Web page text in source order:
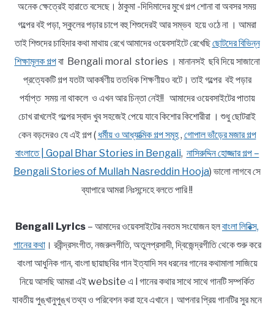
অনেক ক্ষেত্রেই হারাতে বসেছে। ঠাকুমা -দিদিমাদের মুখে গল্প শোনা বা অবসর সময়
গল্পের বই পড়া, স্কুলের পড়ার চাপে বহু শিশুদেরই আর সম্ভব হয়ে ওঠে না । আমরা
তাই শিশুদের চাহিদার কথা মাথায় রেখে আমাদের ওয়েবসাইটে রেখেছিছোটদের বিভিন্ন
শিক্ষামূলক গল্পবা Bengali moral stories । মানানসই ছবি দিয়ে সাজানো
প্রত্যেকটি গল্প যতটা আকর্ষণীয় ততধিক শিক্ষণীয়ও বটে। তাই গল্পের বই পড়ার
পর্যাপ্ত সময় না থাকলে ও এখন আর চিন্তা নেই!! আমাদের ওয়েবসাইটের পাতায়
চোখ রাখলেই গল্পের স্বাদ খুব সহজেই পেয়ে যাবে কিশোর কিশোরীরা । শুধু ছোটরাই
কেন বড়দেরও যে এই গল্প ( ধর্মীয় ও আধ্যাত্মিক গল্প সমূহ, গোপাল ভাঁড়ের মজার গল্প
বাংলাতে | Gopal Bhar Stories in Bengali, নাসিরুদ্দিন হোজ্জার গল্প –
Bengali Stories of Mullah Nasreddin Hooja) ভালো লাগবে সে
ব্যাপারে আমরা নিঃসন্দেহে বলতে পারি !!
Bengali Lyrics – আমাদের ওয়েবসাইটের নবতম সংযোজন হলবাংলা লিরিক্স,
গানের কথা। রবীন্দ্রসংগীত, নজরুলগীতি, অতুলপ্রসাদী, দ্বিজেন্দ্রগীতি থেকে শুরু করে
বাংলা আধুনিক গান, বাংলা ছায়াছবির গান ইত্যাদি সব ধরনের গানের কথামালা সাজিয়ে
নিয়ে আসছি আমরা এই website এ l গানের কথার সাথে সাথে গানটি সম্পর্কিত
যাবতীয় পুঙ্খানুপুঙ্খ তথ্য ও পরিবেশন করা হবে এখানে। আপনার প্রিয় গানটির সুর মনে